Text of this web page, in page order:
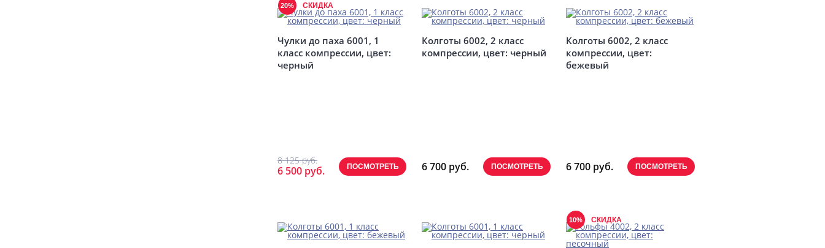
20% СКИДКА
Чулки до паха 6001, 1
класс компрессии, цвет:
черный
8 125 руб.
6 500 руб. ПОСМОТРЕТЬ
Колготы 6002, 2 класс
компрессии, цвет: черный
6 700 руб. ПОСМОТРЕТЬ
Колготы 6002, 2 класс
компрессии, цвет:
бежевый
6 700 руб. ПОСМОТРЕТЬ
10% СКИДКА